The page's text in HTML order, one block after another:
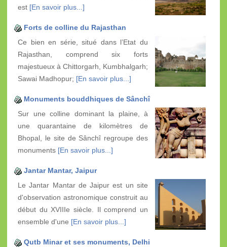
est [En savoir plus...]
Forts de colline du Rajasthan
Ce bien en série, situé dans l’Etat du
Rajasthan, comprend six forts
majestueux à Chittorgarh, Kumbhalgarh;
Sawai Madhopur; [En savoir plus...]
Monuments bouddhiques de Sânchî
Sur une colline dominant la plaine, à
une quarantaine de kilomètres de
Bhopal, le site de Sânchî regroupe des
monuments [En savoir plus...]
Jantar Mantar, Jaipur
Le Jantar Mantar de Jaipur est un site
d'observation astronomique construit au
début du XVIIIe siècle. Il comprend un
ensemble d'une [En savoir plus...]
Qutb Minar et ses monuments, Delhi